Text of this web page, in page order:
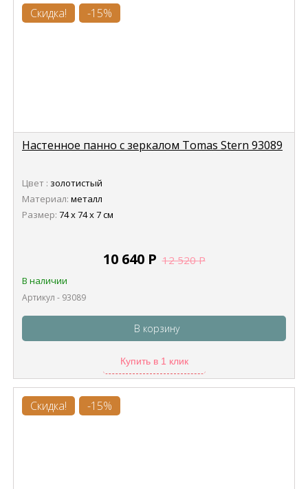
Скидка! -15%
Настенное панно с зеркалом Tomas Stern 93089
Цвет : золотистый
Материал: металл
Размер: 74 х 74 х 7 см
10 640 Р 12 520Р
В наличии
Артикул - 93089
В корзину
Купить в 1 клик
Скидка! -15%